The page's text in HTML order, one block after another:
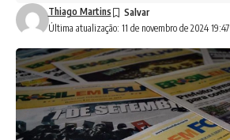
Última atualização: 11 de novembro de 2024 19:47
Thiago Martins